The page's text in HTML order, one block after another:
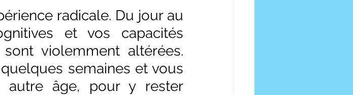
radicale. Du jour au
et vos capacités
violemment altérées.
semaines et vous
autre âge, pour y rester